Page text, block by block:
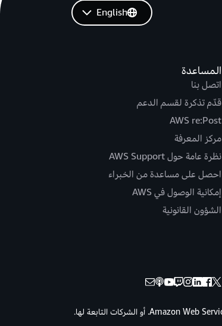
المساعدة
اتصل بنا
قدّم تذكرة لقسم الدعم
AWS re:Post
مركز المعرفة
نظرة عامة حول AWS Support
احصل على مساعدة من الخبراء
إمكانية الوصول في AWS
الشؤون القانونية
English
حقوق الطبع والنشر © لعام 2026 لصالح شركة Amazon Web Services, Inc. أو الشركات التابعة لها.